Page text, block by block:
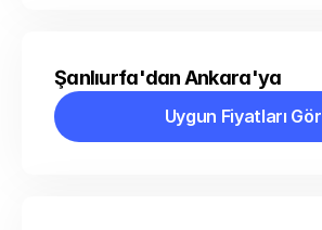
Şanlıurfa'dan Ankara'ya
Uygun Fiyatları Gör
Uygun Fiyatları Gör